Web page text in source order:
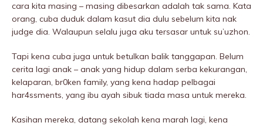
cara kita masing – masing dibesarkan adalah tak sama. Kata
orang, cuba duduk dalam kasut dia dulu sebelum kita nak
judge dia. Walaupun selalu juga aku tersasar untuk su’uzhon.
Tapi kena cuba juga untuk betulkan balik tanggapan. Belum
cerita lagi anak – anak yang hidup dalam serba kekurangan,
kelaparan, br0ken family, yang kena hadap pelbagai
har4ssments, yang ibu ayah sibuk tiada masa untuk mereka.
Kasihan mereka, datang sekolah kena marah lagi, kena